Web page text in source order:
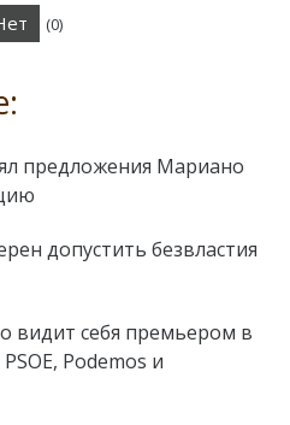
(0)
предложения Мариано
допустить безвластия
видит себя премьером в
Podemos и